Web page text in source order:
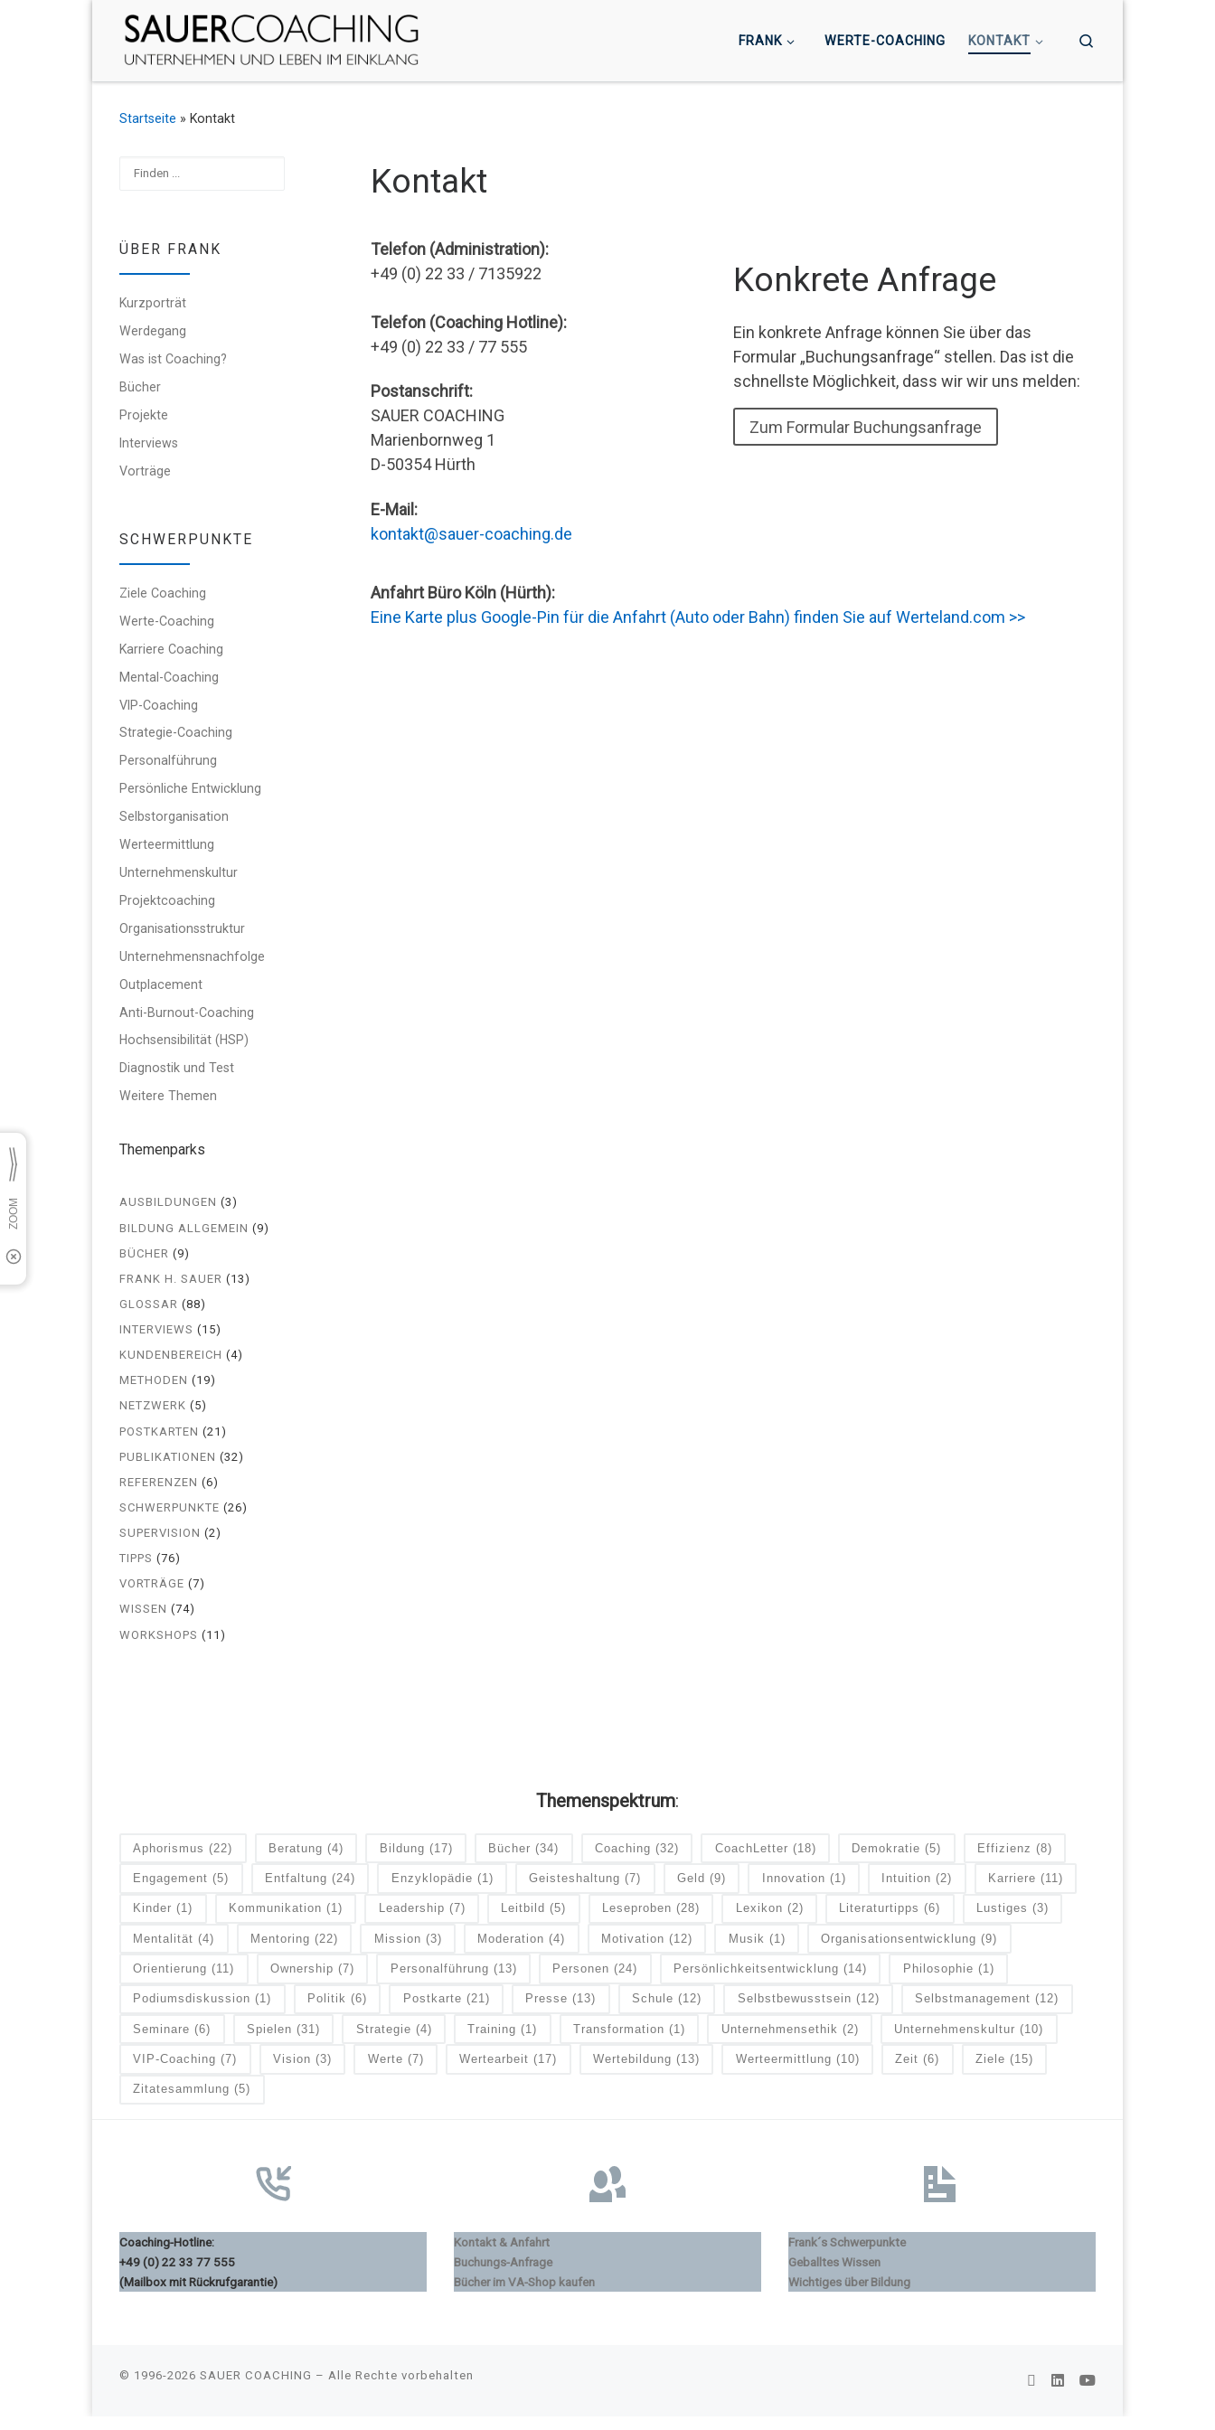
Zum Inhalt springen
FRANK WERTE-COACHING KONTAKT
Startseite » Kontakt
Kontakt
Telefon (Administration):
+49 (0) 22 33 / 7135922
Telefon (Coaching Hotline):
+49 (0) 22 33 / 77 555
Postanschrift:
SAUER COACHING
Marienbornweg 1
D-50354 Hürth
E-Mail:
kontakt@sauer-coaching.de
Konkrete Anfrage
Ein konkrete Anfrage können Sie über das
Formular „Buchungsanfrage“ stellen. Das ist die
schnellste Möglichkeit, dass wir wir uns melden:
Zum Formular Buchungsanfrage
Anfahrt Büro Köln (Hürth):
Eine Karte plus Google-Pin für die Anfahrt (Auto oder Bahn) finden Sie auf Werteland.com >>
ÜBER FRANK
Kurzporträt
Werdegang
Was ist Coaching?
Bücher
Projekte
Interviews
Vorträge
SCHWERPUNKTE
Ziele Coaching
Werte-Coaching
Karriere Coaching
Mental-Coaching
VIP-Coaching
Strategie-Coaching
Personalführung
Persönliche Entwicklung
Selbstorganisation
Werteermittlung
Unternehmenskultur
Projektcoaching
Organisationsstruktur
Unternehmensnachfolge
Outplacement
Anti-Burnout-Coaching
Hochsensibilität (HSP)
Diagnostik und Test
Weitere Themen
Themenparks
AUSBILDUNGEN (3)
BILDUNG ALLGEMEIN (9)
BÜCHER (9)
FRANK H. SAUER (13)
GLOSSAR (88)
INTERVIEWS (15)
KUNDENBEREICH (4)
METHODEN (19)
NETZWERK (5)
POSTKARTEN (21)
PUBLIKATIONEN (32)
REFERENZEN (6)
SCHWERPUNKTE (26)
SUPERVISION (2)
TIPPS (76)
VORTRÄGE (7)
WISSEN (74)
WORKSHOPS (11)
Themenspektrum:
Aphorismus (22) Beratung (4) Bildung (17) Bücher (34) Coaching (32) CoachLetter (18) Demokratie (5) Effizienz (8)
Engagement (5) Entfaltung (24) Enzyklopädie (1) Geisteshaltung (7) Geld (9) Innovation (1) Intuition (2) Karriere (11)
Kinder (1) Kommunikation (1) Leadership (7) Leitbild (5) Leseproben (28) Lexikon (2) Literaturtipps (6) Lustiges (3)
Mentalität (4) Mentoring (22) Mission (3) Moderation (4) Motivation (12) Musik (1) Organisationsentwicklung (9)
Orientierung (11) Ownership (7) Personalführung (13) Personen (24) Persönlichkeitsentwicklung (14) Philosophie (1)
Podiumsdiskussion (1) Politik (6) Postkarte (21) Presse (13) Schule (12) Selbstbewusstsein (12) Selbstmanagement (12)
Seminare (6) Spielen (31) Strategie (4) Training (1) Transformation (1) Unternehmensethik (2) Unternehmenskultur (10)
VIP-Coaching (7) Vision (3) Werte (7) Wertearbeit (17) Wertebildung (13) Werteermittlung (10) Zeit (6) Ziele (15)
Zitatesammlung (5)
Coaching-Hotline:
+49 (0) 22 33 77 555
(Mailbox mit Rückrufgarantie)
Kontakt & Anfahrt
Buchungs-Anfrage
Bücher im VA-Shop kaufen
Frank´s Schwerpunkte
Geballtes Wissen
Wichtiges über Bildung
© 1996-2026 SAUER COACHING – Alle Rechte vorbehalten